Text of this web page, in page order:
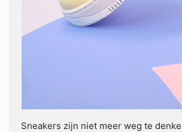
Sneakers zijn niet meer weg te